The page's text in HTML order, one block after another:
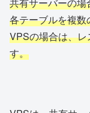
共有サーバーの
各テーブルを複
VPSの場合は、
す。